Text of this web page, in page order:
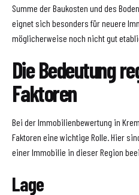
Summe der Baukosten und des
eignet sich besonders für neuere
möglicherweise noch nicht gut
Die Bedeutung
Faktoren
Bei der Immobilienbewertung in
Faktoren eine wichtige Rolle. Hier
einer Immobilie in dieser Region
Lage